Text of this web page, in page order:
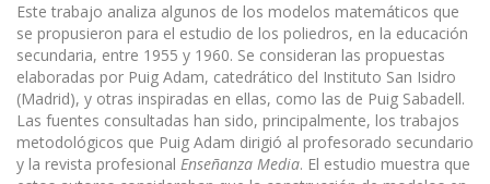
Este trabajo analiza algunos de los modelos matemáticos que
se propusieron para el estudio de los poliedros, en la educación
secundaria, entre 1955 y 1960. Se consideran las propuestas
elaboradas por Puig Adam, catedrático del Instituto San Isidro
(Madrid), y otras inspiradas en ellas, como las de Puig Sabadell.
Las fuentes consultadas han sido, principalmente, los trabajos
metodológicos que Puig Adam dirigió al profesorado secundario
y la revista profesional Enseñanza Media. El estudio muestra que